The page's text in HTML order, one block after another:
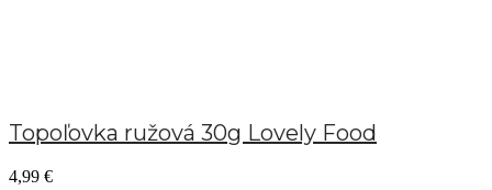
Topoľovka ružová 30g Lovely Food
4,99 €